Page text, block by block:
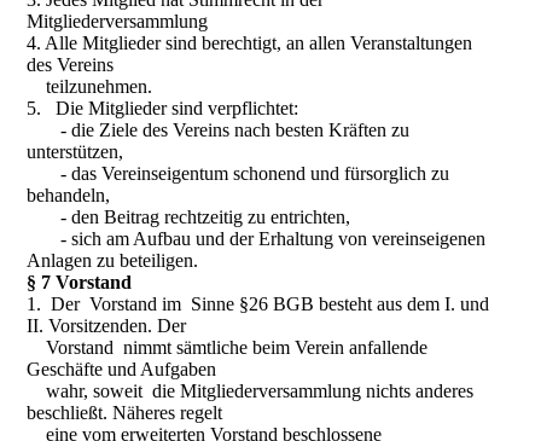
Mitgliederversammlung
4. Alle Mitglieder sind berechtigt, an allen Veranstaltungen
des Vereins
teilzunehmen.
5. Die Mitglieder sind verpflichtet:
- die Ziele des Vereins nach besten Kräften zu
unterstützen,
- das Vereinseigentum schonend und fürsorglich zu
behandeln,
- den Beitrag rechtzeitig zu entrichten,
- sich am Aufbau und der Erhaltung von vereinseigenen
Anlagen zu beteiligen.
§ 7 Vorstand
1. Der Vorstand im Sinne §26 BGB besteht aus dem I. und
II. Vorsitzenden. Der
Vorstand nimmt sämtliche beim Verein anfallende
Geschäfte und Aufgaben
wahr, soweit die Mitgliederversammlung nichts anderes
beschließt. Näheres regelt
eine vom erweiterten Vorstand beschlossene